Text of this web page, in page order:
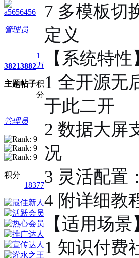
a5656456
管理员
3821
主题
3882
帖子
1
万
积
分
管理员
积分
18377
7 多模板切
定义
【系统特性
1 全开源无
于此二开
2 数据大屏
况
3 灵活配置
4 附详细教
【适用场景
1 知识付费